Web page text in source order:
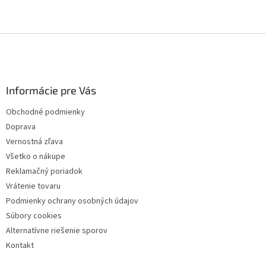
Informácie pre Vás
Obchodné podmienky
Doprava
Vernostná zľava
Všetko o nákupe
Reklamačný poriadok
Vrátenie tovaru
Podmienky ochrany osobných údajov
Súbory cookies
Alternatívne riešenie sporov
Kontakt